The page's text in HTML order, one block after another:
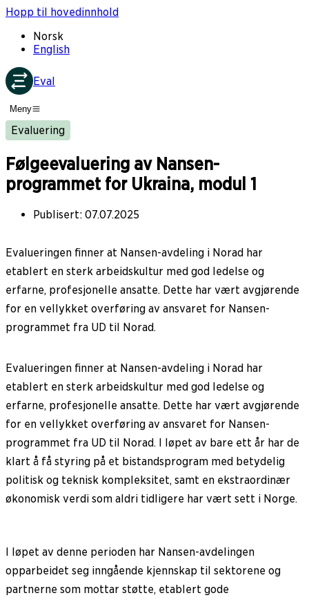
Hopp til hovedinnhold
Norsk
English
Eval
Meny
Evaluering
Følgeevaluering av Nansen-
programmet for Ukraina, modul 1
Publisert: 07.07.2025
Evalueringen finner at Nansen-avdeling i Norad har
etablert en sterk arbeidskultur med god ledelse og
erfarne, profesjonelle ansatte. Dette har vært avgjørende
for en vellykket overføring av ansvaret for Nansen-
programmet fra UD til Norad.
Evalueringen finner at Nansen-avdeling i Norad har
etablert en sterk arbeidskultur med god ledelse og
erfarne, profesjonelle ansatte. Dette har vært avgjørende
for en vellykket overføring av ansvaret for Nansen-
programmet fra UD til Norad. I løpet av bare ett år har de
klart å få styring på et bistandsprogram med betydelig
politisk og teknisk kompleksitet, samt en ekstraordinær
økonomisk verdi som aldri tidligere har vært sett i Norge.
I løpet av denne perioden har Nansen-avdelingen
opparbeidet seg inngående kjennskap til sektorene og
partnerne som mottar støtte, etablert gode